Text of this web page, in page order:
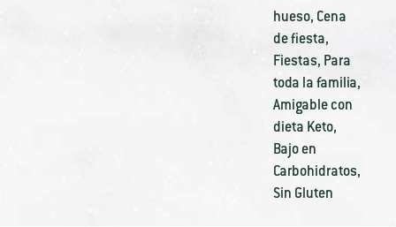
hueso, Cena
de fiesta,
Fiestas, Para
toda la familia,
Amigable con
dieta Keto,
Bajo en
Carbohidratos,
Sin Gluten